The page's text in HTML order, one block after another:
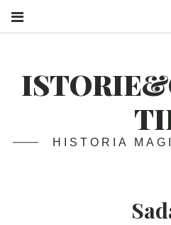
HISTORIA